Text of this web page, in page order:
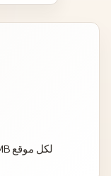
من 10 MB إلى 10000 MB لكل موقع